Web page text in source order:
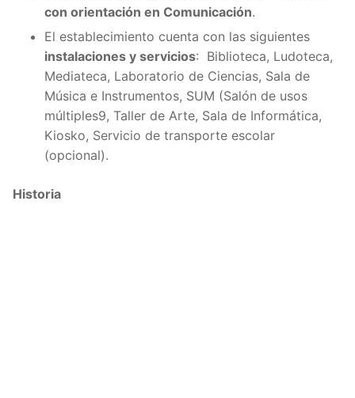
con orientación en Comunicación.
El establecimiento cuenta con las siguientes
instalaciones y servicios: Biblioteca, Ludoteca,
Mediateca, Laboratorio de Ciencias, Sala de
Música e Instrumentos, SUM (Salón de usos
múltiples9, Taller de Arte, Sala de Informática,
Kiosko, Servicio de transporte escolar
(opcional).
Historia